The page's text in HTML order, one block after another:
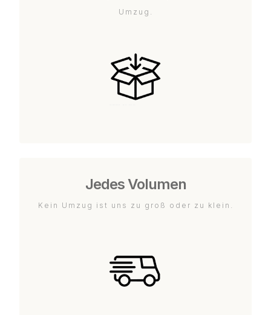
Umzug.
Jedes Volumen
Kein Umzug ist uns zu groß oder zu klein.